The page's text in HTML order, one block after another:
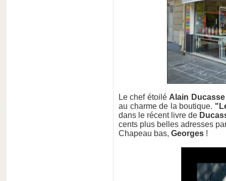
Le chef étoilé Alain Ducasse
au charme de la boutique.
dans le récent livre de
cents plus belles adresses
Chapeau bas, Georges !